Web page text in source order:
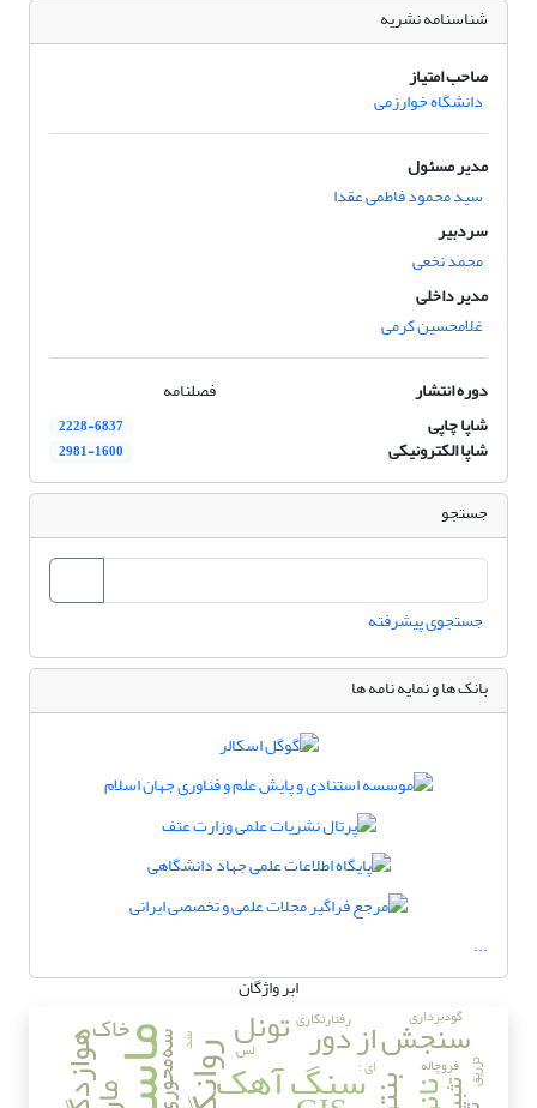
شناسنامه نشریه
صاحب امتیاز
دانشگاه خوارزمی
مدیر مسئول
سید محمود فاطمی عقدا
سردبیر
محمد نخعی
مدیر داخلی
غلامحسین کرمی
دوره انتشار
فصلنامه
شاپا چاپی
2228-6837
شاپا الکترونیکی 2981-1600
جستجو
جستجوی پیشرفته
بانک ها و نمایه نامه ها
...
ابر واژگان
ماسه سنگ آهک هوازدگی سنجش از دور تونل خاک سه‌محوریسد
تزریق
رفتارنگاری گودبرداری
ای ؛ فروچاله
لس